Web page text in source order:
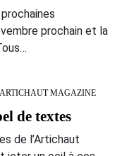
prochain et la
ARTICHAUT MAGAZINE
de textes
de l’Artichaut